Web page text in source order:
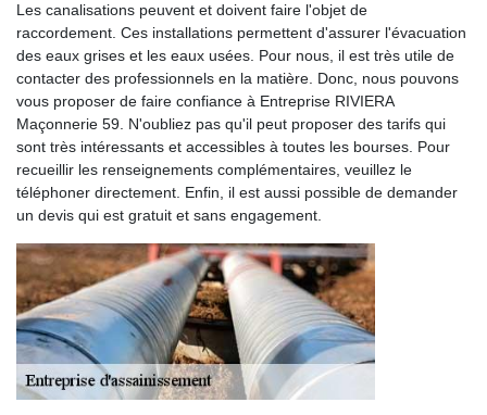
Les canalisations peuvent et doivent faire l'objet de
raccordement. Ces installations permettent d'assurer l'évacuation
des eaux grises et les eaux usées. Pour nous, il est très utile de
contacter des professionnels en la matière. Donc, nous pouvons
vous proposer de faire confiance à Entreprise RIVIERA
Maçonnerie 59. N'oubliez pas qu'il peut proposer des tarifs qui
sont très intéressants et accessibles à toutes les bourses. Pour
recueillir les renseignements complémentaires, veuillez le
téléphoner directement. Enfin, il est aussi possible de demander
un devis qui est gratuit et sans engagement.